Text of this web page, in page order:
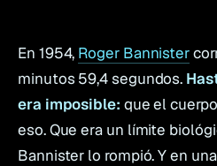
En 1954, Roger Bannister
minutos 59,4 segundos.
era imposible: que el
eso. Que era un límite
Bannister lo rompió. Y en